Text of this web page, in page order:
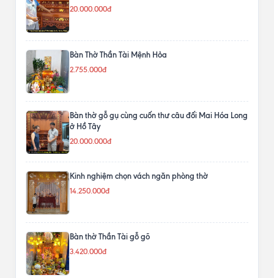
20.000.000đ
Bàn Thờ Thần Tài Mệnh Hỏa
2.755.000đ
Bàn thờ gỗ gụ cùng cuốn thư câu đối Mai Hóa Long
ở Hồ Tây
20.000.000đ
Kinh nghiệm chọn vách ngăn phòng thờ
14.250.000đ
Bàn thờ Thần Tài gỗ gõ
3.420.000đ